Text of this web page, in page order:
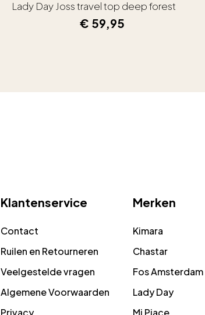
Lady Day Joss travel top deep forest
€ 59,95
Klantenservice
Contact
Ruilen en Retourneren
Veelgestelde vragen
Algemene Voorwaarden
Privacy
Merken
Kimara
Chastar
Fos Amsterdam
Lady Day
Mi Piace